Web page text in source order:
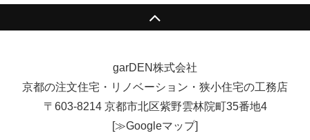
garDEN株式会社
京都の注文住宅・リノベーション・狭小住宅の工務店
〒603-8214 京都市北区紫野雲林院町35番地4
[≫Googleマップ]